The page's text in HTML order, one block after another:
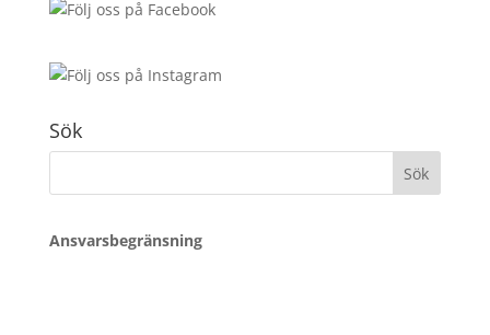
Sök
Sök
Ansvarsbegränsning